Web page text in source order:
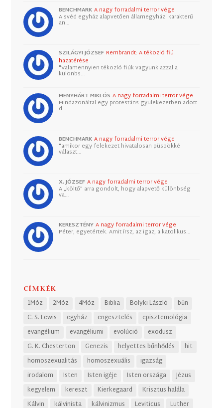
BENCHMARK A nagy forradalmi terror vége
A svéd egyház alapvetően államegyházi karakterű
an…
SZILÁGYI JÓZSEF Rembrandt: A tékozló fiú
hazatérése
"Valamennyien tékozló fiúk vagyunk azzal a
különbs…
MENYHÁRT MIKLÓS A nagy forradalmi terror vége
Mindazonáltal egy protestáns gyülekezetben adott
d…
BENCHMARK A nagy forradalmi terror vége
"amikor egy felekezet hivatalosan püspökké
választ…
X. JÓZSEF A nagy forradalmi terror vége
A „költő” arra gondolt, hogy alapvető különbség
va…
KERESZTÉNY A nagy forradalmi terror vége
Péter, egyetértek. Amit írsz, az igaz, a katolikus…
CÍMKÉK
1Móz 2Móz 4Móz Biblia Bolyki László
bűn
C. S. Lewis
egyház engesztelés
episztemológia
evangélium
evangéliumi evolúció
exodusz
G. K. Chesterton
Genezis helyettes bűnhődés
hit
homoszexualitás
homoszexuális
igazság
irodalom
Isten Isten igéje Isten országa
Jézus
kegyelem
kereszt Kierkegaard
Krisztus halála
Kálvin
kálvinista kálvinizmus Leviticus Luther